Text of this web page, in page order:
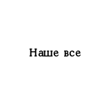
Наше все